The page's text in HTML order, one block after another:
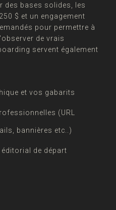
des bases solides, les
$ et un engagement
pour permettre à
de vrais
servent également
et vos gabarits
(URL
bannières etc..)
de départ